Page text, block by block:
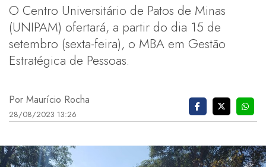
O Centro Universitário de Patos de Minas
(UNIPAM) ofertará, a partir do dia 15 de
setembro (sexta-feira), o MBA em Gestão
Estratégica de Pessoas.
Por Maurício Rocha
28/08/2023 13:26